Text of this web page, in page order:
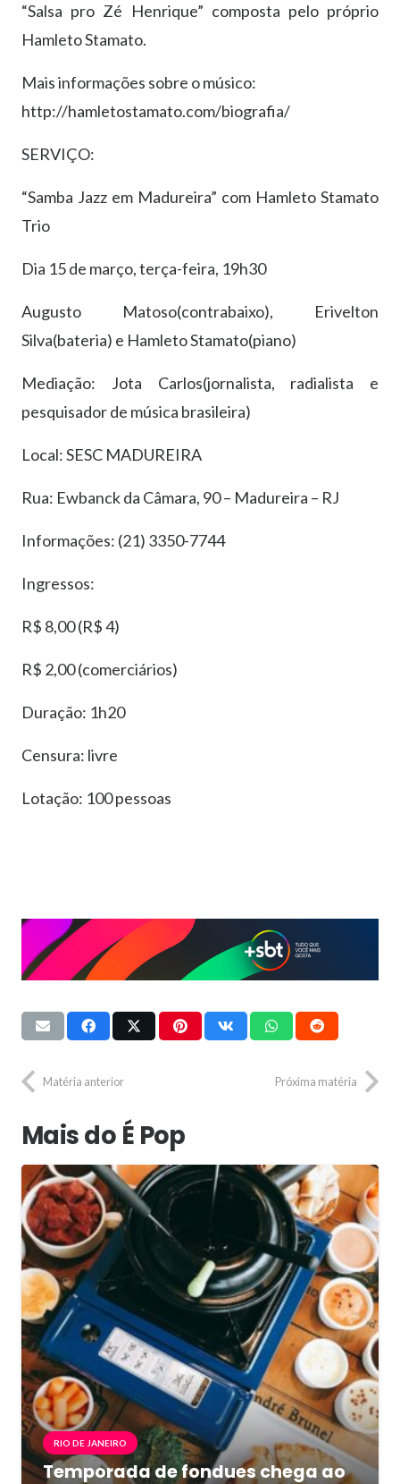
“Salsa pro Zé Henrique” composta pelo próprio
Hamleto Stamato.
Mais informações sobre o músico:
http://hamletostamato.com/biografia/
SERVIÇO:
“Samba Jazz em Madureira” com Hamleto Stamato
Trio
Dia 15 de março, terça-feira, 19h30
Augusto Matoso(contrabaixo), Erivelton
Silva(bateria) e Hamleto Stamato(piano)
Mediação: Jota Carlos(jornalista, radialista e
pesquisador de música brasileira)
Local: SESC MADUREIRA
Rua: Ewbanck da Câmara, 90 – Madureira – RJ
Informações: (21) 3350-7744
Ingressos:
R$ 8,00 (R$ 4)
R$ 2,00 (comerciários)
Duração: 1h20
Censura: livre
Lotação: 100 pessoas
Matéria anterior Próxima matéria
Mais do É Pop
RIO DE JANEIRO
Temporada de fondues chega ao